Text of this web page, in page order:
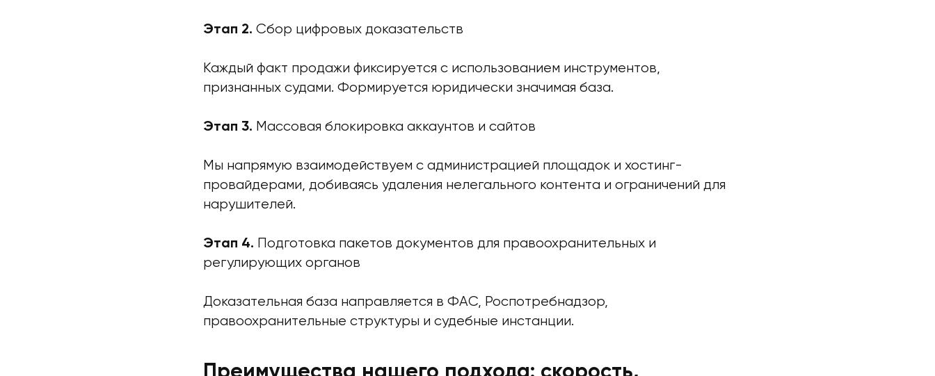
Этап 2. Сбор цифровых доказательств
Каждый факт продажи фиксируется с использованием инструментов,
признанных судами. Формируется юридически значимая база.
Этап 3. Массовая блокировка аккаунтов и сайтов
Мы напрямую взаимодействуем с администрацией площадок и хостинг-
провайдерами, добиваясь удаления нелегального контента и ограничений для
нарушителей.
Этап 4. Подготовка пакетов документов для правоохранительных и
регулирующих органов
Доказательная база направляется в ФАС, Роспотребнадзор,
правоохранительные структуры и судебные инстанции.